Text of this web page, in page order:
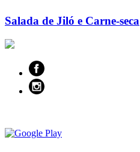
Salada de Jiló e Carne-seca